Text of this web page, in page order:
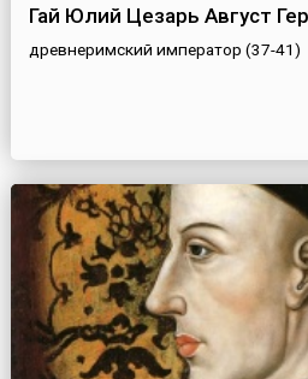
Гай Юлий Цезарь Август
древнеримский император (37-41)